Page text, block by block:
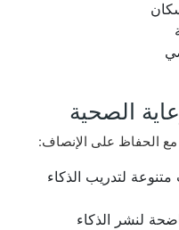
الصحية
مع الحفاظ على الإنصاف:
لتدريب الذكاء
لنشر الذكاء